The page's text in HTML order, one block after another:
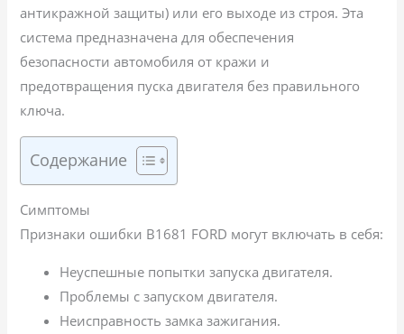
антикражной защиты) или его выходе из строя. Эта
система предназначена для обеспечения
безопасности автомобиля от кражи и
предотвращения пуска двигателя без правильного
ключа.
Содержание
Симптомы
Признаки ошибки B1681 FORD могут включать в себя:
Неуспешные попытки запуска двигателя.
Проблемы с запуском двигателя.
Неисправность замка зажигания.